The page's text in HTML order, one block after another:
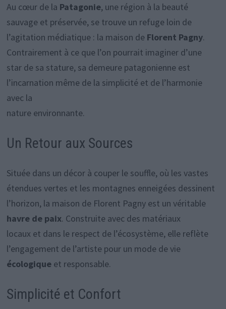
Au cœur de la Patagonie, une région à la beauté
sauvage et préservée, se trouve un refuge loin de
l’agitation médiatique : la maison de Florent Pagny.
Contrairement à ce que l’on pourrait imaginer d’une
star de sa stature, sa demeure patagonienne est
l’incarnation même de la simplicité et de l’harmonie
avec la
nature environnante.
Un Retour aux Sources
Située dans un décor à couper le souffle, où les vastes
étendues vertes et les montagnes enneigées dessinent
l’horizon, la maison de Florent Pagny est un véritable
havre de paix. Construite avec des matériaux
locaux et dans le respect de l’écosystème, elle reflète
l’engagement de l’artiste pour un mode de vie
écologiqueet responsable.
Simplicité et Confort